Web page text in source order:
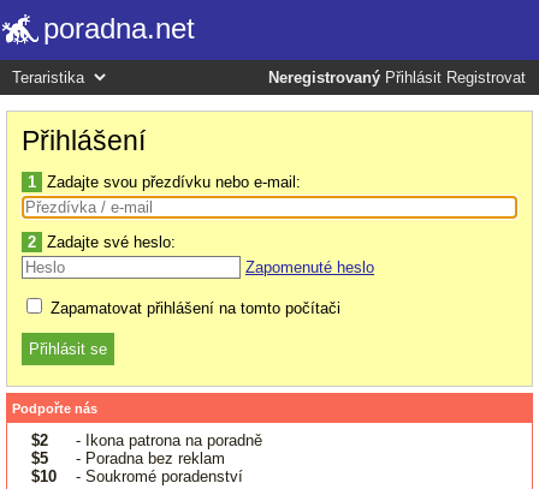
poradna.net
Neregistrovaný Přihlásit Registrovat
Přihlášení
1 Zadajte svou přezdívku nebo e-mail:
2 Zadajte své heslo:
Zapomenuté heslo
Zapamatovat přihlášení na tomto počítači
Podpořte nás
$2
- Ikona patrona na poradně
$5
- Poradna bez reklam
$10
- Soukromé poradenství